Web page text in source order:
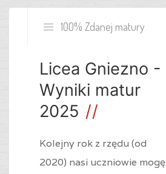
100% Zdanej matury
Licea Gniezno -
Wyniki matur
2025
Kolejny rok z rzędu (od
2020) nasi uczniowie mogę